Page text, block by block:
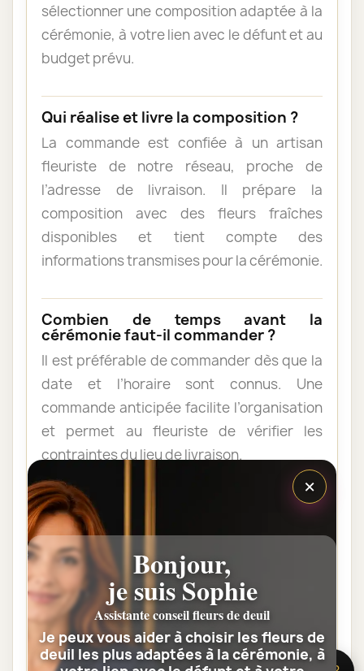
sélectionner une composition adaptée à la
cérémonie, à votre lien avec le défunt et au
budget prévu.
Qui réalise et livre la composition ?
La commande est confiée à un artisan
fleuriste de notre réseau, proche de
l’adresse de livraison. Il prépare la
composition avec des fleurs fraîches
disponibles et tient compte des
informations transmises pour la cérémonie.
Combien de temps avant la
cérémonie faut-il commander ?
Il est préférable de commander dès que la
date et l’horaire sont connus. Une
commande anticipée facilite l’organisation
et permet au fleuriste de vérifier les
contraintes du lieu de livraison.
Les fleurs peuvent-elles être livrées
au domicile de la famille ?
Oui. Une composition de condoléances
peut être livrée au domicile avant ou après
la cérémonie. Vérifiez simplement que
quelqu’un pourra réceptionner les fleurs.
×
Bonjour,
je suis Sophie
Assistante conseil fleurs de deuil
Je peux vous aider à choisir les fleurs de
deuil les plus adaptées à la cérémonie, à